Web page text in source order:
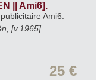
|| Ami6].
Ami6.
[v.1965].
25 €